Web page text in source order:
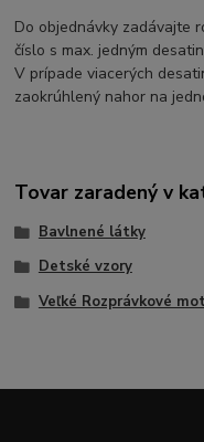
Do objednávky zadávajte
číslo s max. jedným
V prípade viacerých
zaokrúhlený nahor na
Tovar zaradený v
Bavlnené látky
Detské vzory
Veľké Rozprávkové